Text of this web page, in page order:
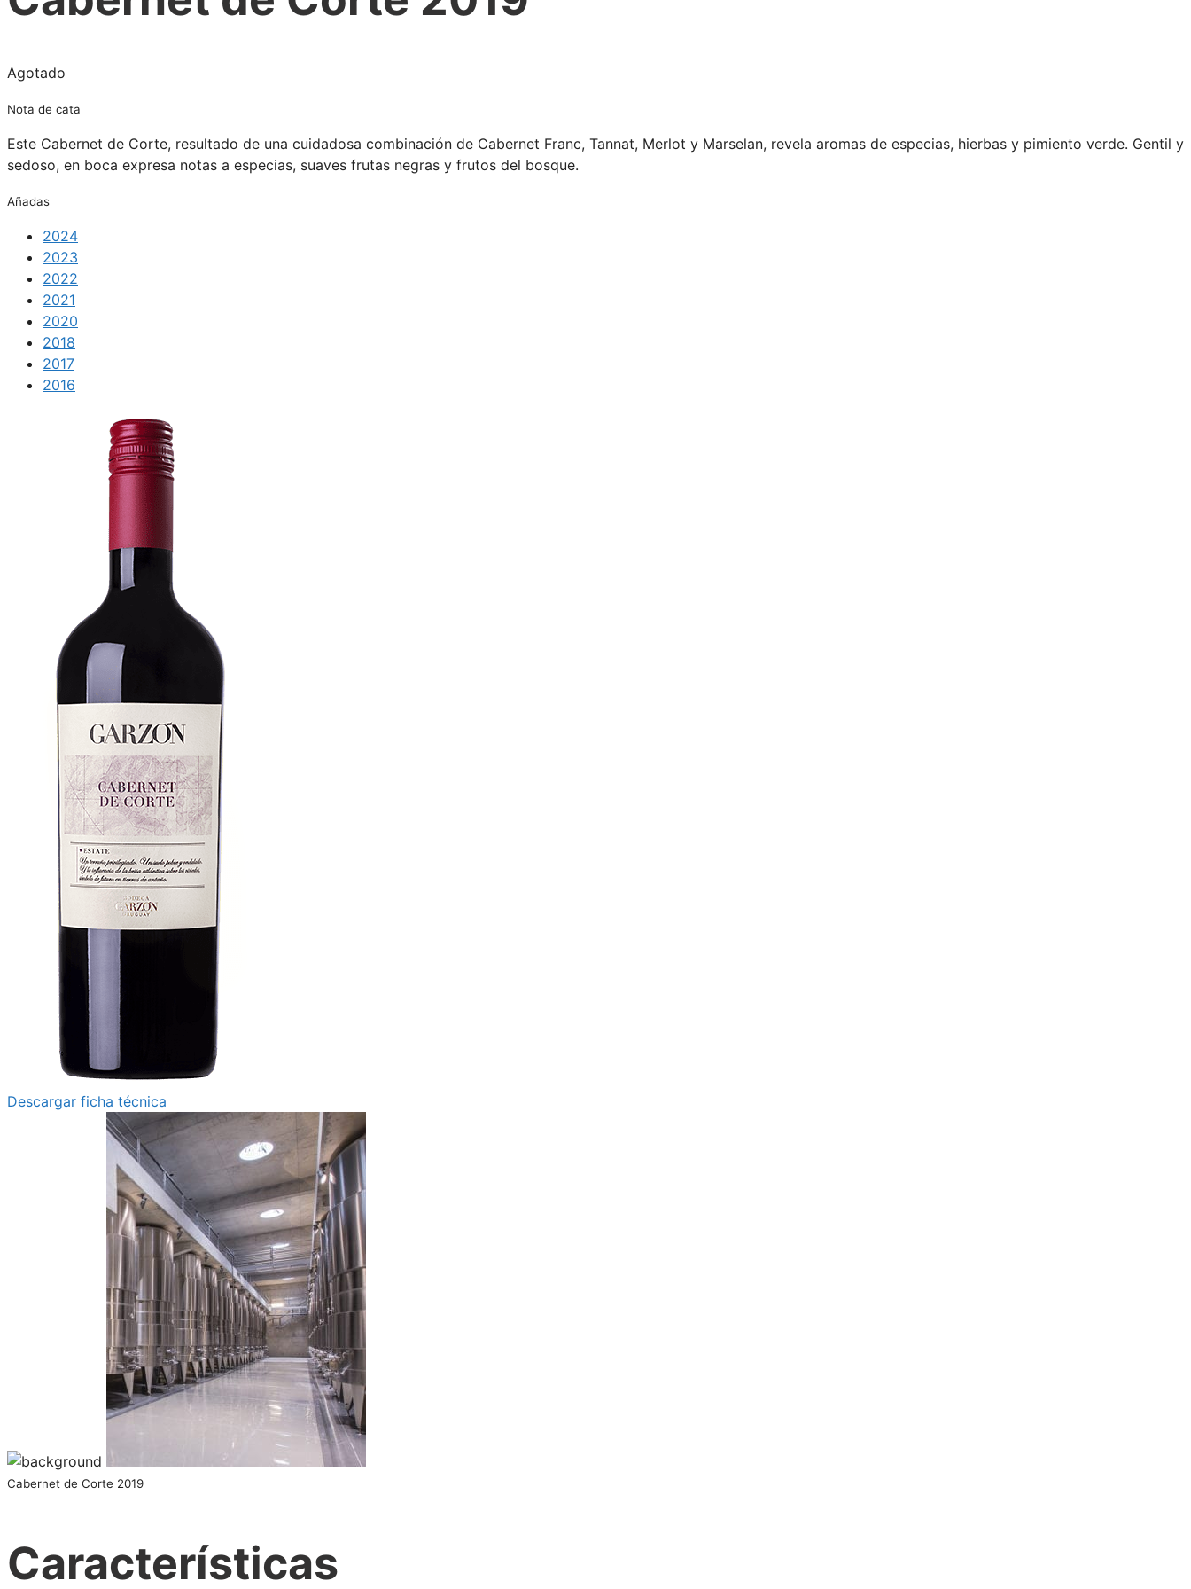
Agotado
Nota de cata
Este Cabernet de Corte, resultado de una cuidadosa combinación de Cabernet Franc, Tannat, Merlot y Marselan, revela aromas de especias, hierbas y pimiento verde. Gentil y
sedoso, en boca expresa notas a especias, suaves frutas negras y frutos del bosque.
Añadas
2024
2023
2022
2021
2020
2018
2017
2016
Descargar ficha técnica
Cabernet de Corte 2019
Características